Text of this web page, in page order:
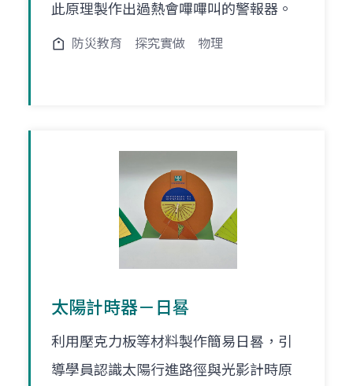
此原理製作出過熱會嗶嗶叫的警報器。
防災教育 探究實做 物理
太陽計時器－日晷
利用壓克力板等材料製作簡易日晷，引
導學員認識太陽行進路徑與光影計時原